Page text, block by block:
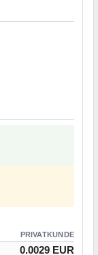
PRIVATKUNDE
0.0029 EUR